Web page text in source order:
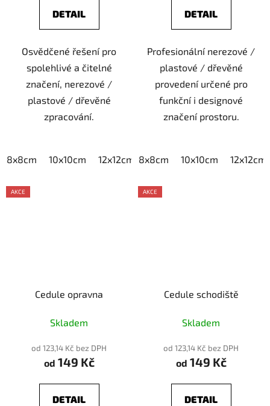
DETAIL
Osvědčené řešení pro
spolehlivé a čitelné
značení, nerezové /
plastové / dřevěné
zpracování.
8x8cm 10x10cm 12x12cm 15x15cm 20x20cm
DETAIL
Profesionální nerezové /
plastové / dřevěné
provedení určené pro
funkční i designové
značení prostoru.
8x8cm 10x10cm 12x12cm
AKCE
Cedule opravna
Skladem
od 123,14 Kč bez DPH
od 149 Kč
DETAIL
AKCE
Cedule schodiště
Skladem
od 123,14 Kč bez DPH
od 149 Kč
DETAIL